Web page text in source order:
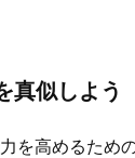
真似しよう
を高めるため